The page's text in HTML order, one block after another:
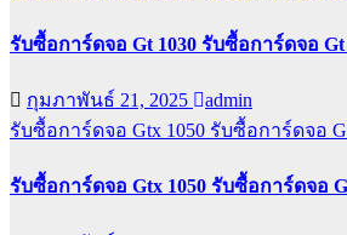
รับซื้อการ์ดจอ Gt 1030 รับซื้อการ์ดจอ
กุมภาพันธ์ 21, 2025
admin
รับซื้อการ์ดจอ Gtx 1050 รับซื้อการ์ดจอ
รับซื้อการ์ดจอ Gtx 1050 รับซื้อการ์ดจอ